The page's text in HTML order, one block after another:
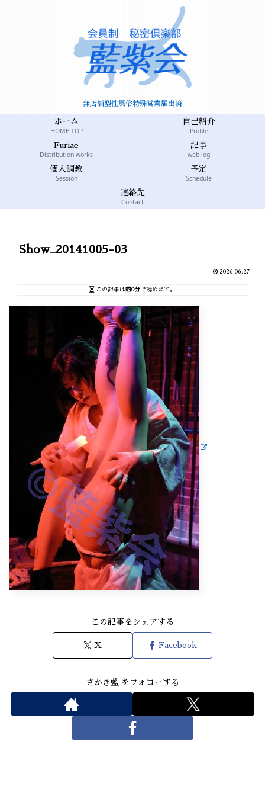
-無店舗型性風俗特殊営業届出済-
ホーム
HOME TOP
自己紹介
Profile
Furiae
Distribution works
記事
web log
個人調教
Session
予定
Schedule
連絡先
Contact
Show_20141005-03
2026.06.27
この記事は約0分で読めます。
この記事をシェアする
X Facebook
さかき藍 をフォローする